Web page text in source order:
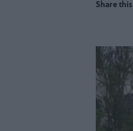
Share this